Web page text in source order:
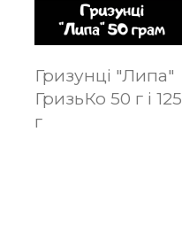
Гризунці "Липа"
ГризьКо 50 г і 125
г